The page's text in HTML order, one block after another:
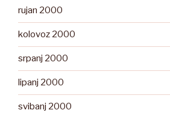
rujan 2000
kolovoz 2000
srpanj 2000
lipanj 2000
svibanj 2000